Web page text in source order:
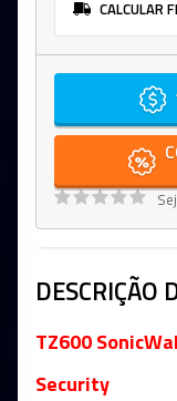
CALCULAR
DESCRIÇÃO
TZ600
Security